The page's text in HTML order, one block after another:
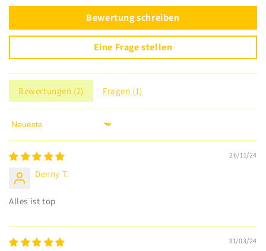
Bewertung schreiben
Eine Frage stellen
Bewertungen (2) Fragen (1)
Sort by
26/11/24
Denny T.
Alles ist top
31/03/24